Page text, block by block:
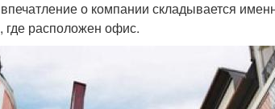
о компании складывается
где расположен офис.